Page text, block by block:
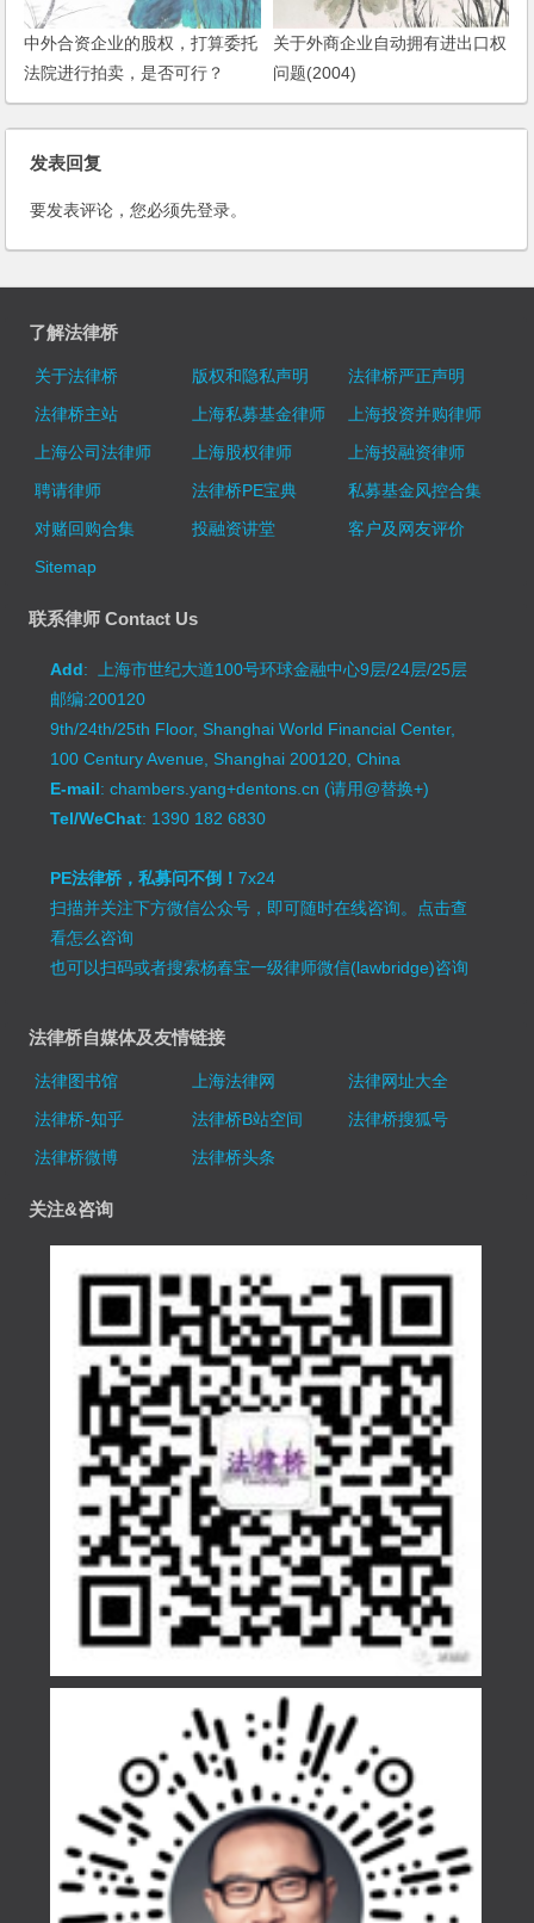
中外合资企业的股权，打算委托
法院进行拍卖，是否可行？
关于外商企业自动拥有进出口权
问题(2004)
发表回复
要发表评论，您必须先登录。
了解法律桥
关于法律桥 版权和隐私声明
法律桥严正声明
法律桥主站
上海私募基金律师
上海投资并购律师
上海公司法律师
上海股权律师
上海投融资律师
聘请律师
法律桥PE宝典
私募基金风控合集
对赌回购合集
投融资讲堂
客户及网友评价
Sitemap
联系律师 Contact Us
Add: 上海市世纪大道100号环球金融中心9层/24层/25层
邮编:200120
9th/24th/25th Floor, Shanghai World Financial Center,
100 Century Avenue, Shanghai 200120, China
E-mail: chambers.yang+dentons.cn (请用@替换+)
Tel/WeChat: 1390 182 6830
PE法律桥，私募问不倒！7x24
扫描并关注下方微信公众号，即可随时在线咨询。 点击查
看怎么咨询
也可以扫码或者搜索杨春宝一级律师微信(lawbridge)咨询
法律桥自媒体及友情链接
法律图书馆 上海法律网
法律网址大全
法律桥-知乎
法律桥B站空间
法律桥搜狐号
法律桥微博
法律桥头条
关注&咨询